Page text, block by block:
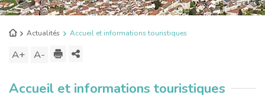
le
site
Retour
l'accueil
Actualités Accueil et informations touristiques
A+ Augmenter
taille
A- Diminuer
taille
Imprimer
contenu
Accueil et informations touristiques